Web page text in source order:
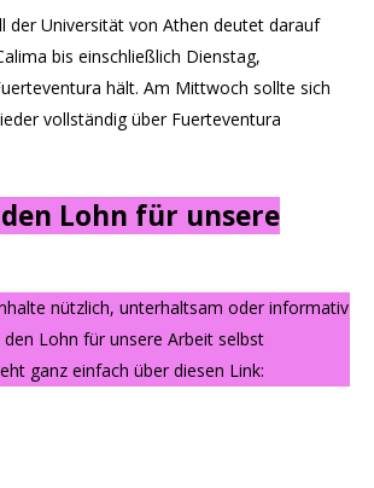
der Universität von Athen deutet darauf
bis einschließlich Dienstag,
hält. Am Mittwoch sollte sich
vollständig über Fuerteventura
Lohn für unsere
nützlich, unterhaltsam oder informativ
Lohn für unsere Arbeit selbst
ganz einfach über diesen Link: